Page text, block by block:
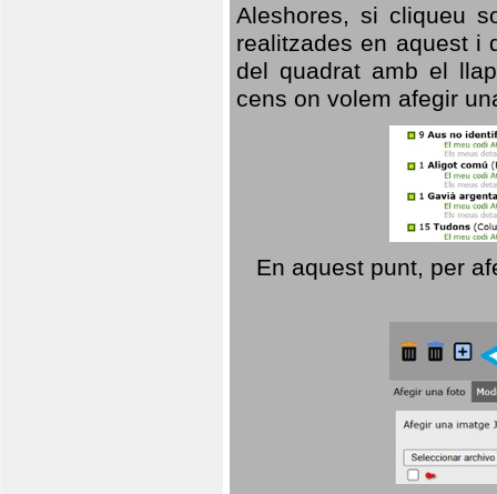
Aleshores, si cliqueu
realitzades en aquest i
del quadrat amb el
cens on volem afegir
En aquest punt, per